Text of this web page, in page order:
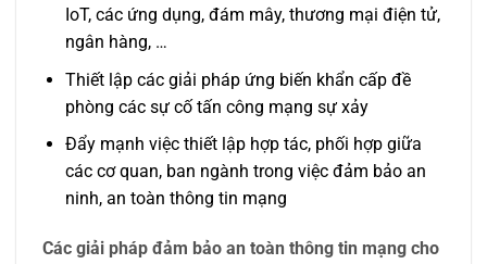
IoT, các ứng dụng, đám mây, thương mại điện tử,
ngân hàng, …
Thiết lập các giải pháp ứng biến khẩn cấp đề
phòng các sự cố tấn công mạng sự xảy
Đẩy mạnh việc thiết lập hợp tác, phối hợp giữa
các cơ quan, ban ngành trong việc đảm bảo an
ninh, an toàn thông tin mạng
Các giải pháp đảm bảo an toàn thông tin mạng cho